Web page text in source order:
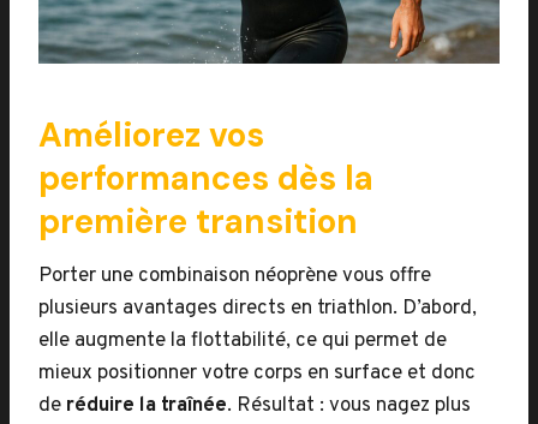
Améliorez vos
performances dès la
première transition
Porter une combinaison néoprène vous offre
plusieurs avantages directs en triathlon. D’abord,
elle augmente la flottabilité, ce qui permet de
mieux positionner votre corps en surface et donc
de réduire la traînée. Résultat : vous nagez plus